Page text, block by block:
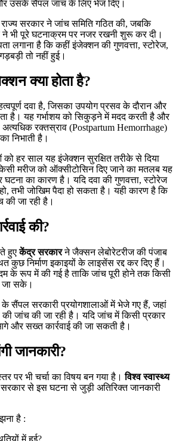
उसके सैंपल जांच के लिए भेज दिए।
सरकार ने जांच समिति गठित की, जबकि
ने भी पूरे घटनाक्रम पर नजर रखनी शुरू कर दी।
लगाना है कि कहीं इंजेक्शन की गुणवत्ता, स्टोरेज,
तो नहीं हुई।
क्या होता है?
दवा है, जिसका उपयोग प्रसव के दौरान और
है। यह गर्भाशय को सिकुड़ने में मदद करती है और
अत्यधिक रक्तस्राव (Postpartum Hemorrhage)
निभाती है।
को हर साल यह इंजेक्शन सुरक्षित तरीके से दिया
मरीज को ऑक्सीटोसिन दिए जाने का मतलब यह
घटना का कारण है। यदि दवा की गुणवत्ता, स्टोरेज
हो, तभी जोखिम पैदा हो सकता है। यही कारण है कि
की जा रही है।
की?
हुएकेंद्र सरकारने जैक्सन लेबोरेटरीज की पंजाब
कुछ निर्माण इकाइयों के लाइसेंस रद्द कर दिए हैं।
के रूप में की गई है ताकि जांच पूरी होने तक किसी
जा सके।
सैंपल सरकारी प्रयोगशालाओं में भेजे गए हैं, जहां
की जांच की जा रही है। यदि जांच में किसी प्रकार
और सख्त कार्रवाई की जा सकती है।
जानकारी?
पर भी चर्चा का विषय बन गया है।विश्व स्वास्थ्य
से इस घटना से जुड़ी अतिरिक्त जानकारी
है :
में हुई?